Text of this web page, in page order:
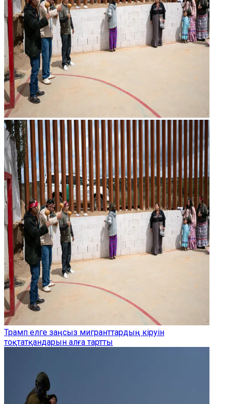
Трамп елге заңсыз мигранттардың кіруін
тоқтатқандарын алға тартты